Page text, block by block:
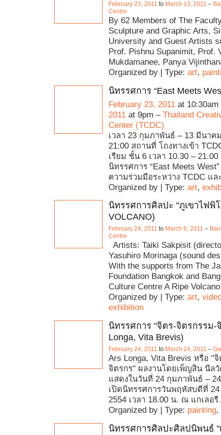
February 23, 2011 to March 13, 2011 –
Centre
By 62 Members of The
Sculpture and Graphic Arts,
University and Guest Artists
Prof. Pishnu Supanimit, Prof.
Mukdamanee, Panya
Organized by | Type: art,
นิทรรศการ “East Meets
February 23, 2011 at
2011 at 9pm – Thailand
Center (TCDC)
เวลา 23 กุมภาพันธ์ – 13 มีนาค
21:00 สถานที่ โถงทางเข้า
เรียม ชั้น 6 เวลา 10.30 –
นิทรรศการ “East Meets
ความร่วมมือระหว่าง TCDC แล
Organized by | Type: art,
นิทรรศการศิลปะ "ภูเขาไฟพิโ
VOLCANO)
February 24, 2011 to March 6, 2011 –
Centre
Artists: Taiki Sakpisit
Yasuhiro Morinaga (sound
With the supports from The
Foundation Bangkok and
Culture Centre A Ripe
Organized by | Type: art,
exhibition
นิทรรศการ "จิตร-จิตรกรรม-
Longa, Vita Brevis)
February 24, 2011 to March 24, 2011 –
Ars Longa, Vita Brevis หรือ "
จิตรกร" ผลงานโดยเพ็ญสิน นีล
แสดงในวันที่ 24 กุมภาพันธ์ –
เปิดนิทรรศการวันพฤหัสบดีที่
2554 เวลา 18.00 น. ณ แกเลอรี
Organized by | Type: painting,
นิทรรศการศิลปะศิลปนิพนธ์ "